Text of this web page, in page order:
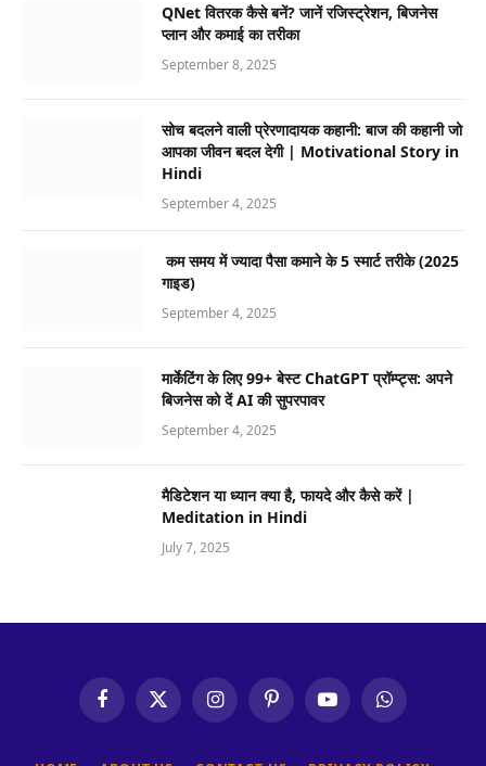
QNet वितरक कैसे बनें? जानें रजिस्ट्रेशन, बिजनेस
प्लान और कमाई का तरीका
September 8, 2025
सोच बदलने वाली प्रेरणादायक कहानी: बाज की कहानी जो
आपका जीवन बदल देगी | Motivational Story in
Hindi
September 4, 2025
कम समय में ज्यादा पैसा कमाने के 5 स्मार्ट तरीके (2025
गाइड)
September 4, 2025
मार्केटिंग के लिए 99+ बेस्ट ChatGPT प्रॉम्प्ट्स: अपने
बिजनेस को दें AI की सुपरपावर
September 4, 2025
मैडिटेशन या ध्यान क्या है, फायदे और कैसे करें |
Meditation in Hindi
July 7, 2025
FacebookX
(Twitter)
InstagramPinterestYouTubeWhatsApp